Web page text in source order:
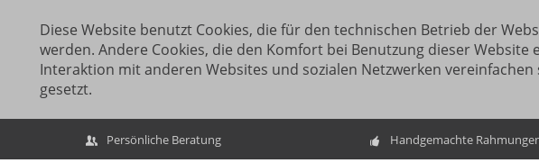
Diese Website benutzt Cookies, die für den technischen Betrieb der
werden. Andere Cookies, die den Komfort bei Benutzung dieser
Interaktion mit anderen Websites und sozialen Netzwerken
gesetzt.
Persönliche Beratung Handgemachte